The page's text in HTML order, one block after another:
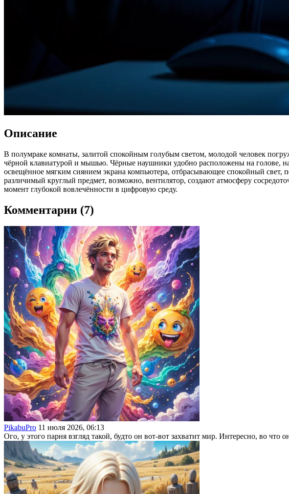
Описание
В полумраке комнаты, залитой спокойным голубым светом, молодой человек
чёрной клавиатурой и мышью. Чёрные наушники удобно расположены на голове,
освещённое мягким сиянием экрана компьютера, отбрасывающее спокойный
различимый круглый предмет, возможно, вентилятор, создают атмосферу
момент глубокой вовлечённости в цифровую среду.
Комментарии (7)
PikabuPro 11 июля 2026, 06:13
Ого, у этого парня взгляд такой, будто он вот-вот захватит мир. Интересно, во что